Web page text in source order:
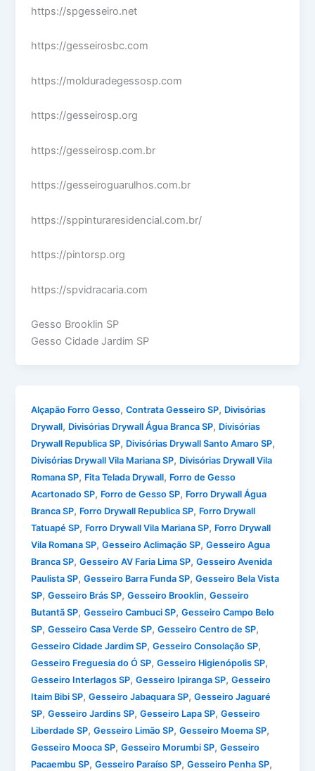
https://spgesseiro.net
https://gesseirosbc.com
https://molduradegessosp.com
https://gesseirosp.org
https://gesseirosp.com.br
https://gesseiroguarulhos.com.br
https://sppinturaresidencial.com.br/
https://pintorsp.org
https://spvidracaria.com
Gesso Brooklin SP
Gesso Cidade Jardim SP
Alçapão Forro Gesso,Contrata Gesseiro SP, Divisórias
Drywall, Divisórias Drywall Água Branca SP, Divisórias
Drywall Republica SP, Divisórias Drywall Santo Amaro SP,
Divisórias Drywall Vila Mariana SP, Divisórias Drywall Vila
Romana SP, Fita Telada Drywall, Forro de Gesso
Acartonado SP, Forro de Gesso SP, Forro Drywall Água
Branca SP, Forro Drywall Republica SP, Forro Drywall
Tatuapé SP, Forro Drywall Vila Mariana SP, Forro Drywall
Vila Romana SP,Gesseiro Aclimação SP,Gesseiro Agua
Branca SP,Gesseiro AV Faria Lima SP,Gesseiro Avenida
Paulista SP,Gesseiro Barra Funda SP,Gesseiro Bela Vista
SP,Gesseiro Brás SP,Gesseiro Brooklin,Gesseiro
Butantã SP,Gesseiro Cambuci SP,Gesseiro Campo Belo
SP,Gesseiro Casa Verde SP,Gesseiro Centro de SP,
Gesseiro Cidade Jardim SP,Gesseiro Consolação SP,
Gesseiro Freguesia do Ó SP,Gesseiro Higienópolis SP,
Gesseiro Interlagos SP,Gesseiro Ipiranga SP,Gesseiro
Itaim Bibi SP,Gesseiro Jabaquara SP,Gesseiro Jaguaré
SP,Gesseiro Jardins SP,Gesseiro Lapa SP,Gesseiro
Liberdade SP,Gesseiro Limão SP,Gesseiro Moema SP,
Gesseiro Mooca SP,Gesseiro Morumbi SP,Gesseiro
Pacaembu SP,Gesseiro Paraíso SP,Gesseiro Penha SP,